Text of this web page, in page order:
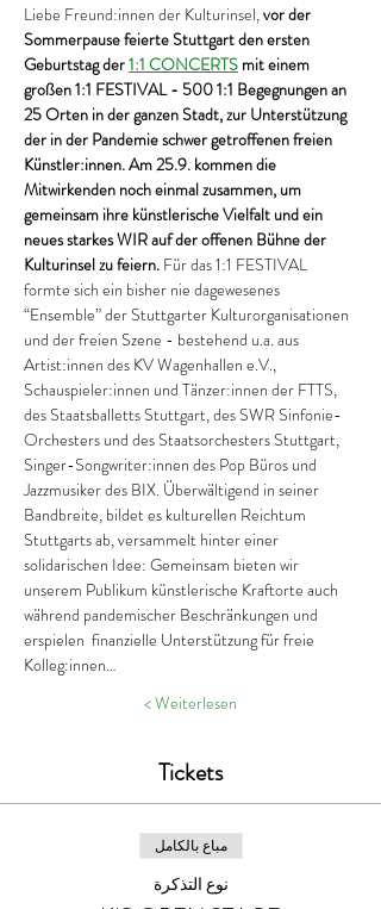
Liebe Freund:innen der Kulturinsel, vor der
Sommerpause feierte Stuttgart den ersten
Geburtstag der 1:1 CONCERTS mit einem
großen 1:1 FESTIVAL - 500 1:1 Begegnungen an
25 Orten in der ganzen Stadt, zur Unterstützung
der in der Pandemie schwer getroffenen freien
Künstler:innen. Am 25.9. kommen die
Mitwirkenden noch einmal zusammen, um
gemeinsam ihre künstlerische Vielfalt und ein
neues starkes WIR auf der offenen Bühne der
Kulturinsel zu feiern. Für das 1:1 FESTIVAL
formte sich ein bisher nie dagewesenes
“Ensemble” der Stuttgarter Kulturorganisationen
und der freien Szene - bestehend u.a. aus
Artist:innen des KV Wagenhallen e.V.,
Schauspieler:innen und Tänzer:innen der FTTS,
des Staatsballetts Stuttgart, des SWR Sinfonie-
Orchesters und des Staatsorchesters Stuttgart,
Singer-Songwriter:innen des Pop Büros und
Jazzmusiker des BIX. Überwältigend in seiner
Bandbreite, bildet es kulturellen Reichtum
Stuttgarts ab, versammelt hinter einer
solidarischen Idee: Gemeinsam bieten wir
unserem Publikum künstlerische Kraftorte auch
während pandemischer Beschränkungen und
erspielen  finanzielle Unterstützung für freie
Kolleg:innen…
Weiterlesen >
Tickets
مباع بالكامل
نوع التذكرة